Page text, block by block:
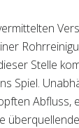
Stelle
Spiel.
Abfluss,